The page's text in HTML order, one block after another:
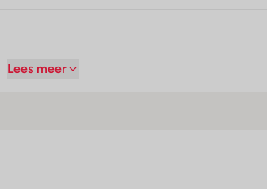
Lees meer